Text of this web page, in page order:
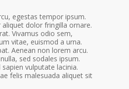
egestas tempor ipsum.
dolor fringilla ornare.
Vivamus odio sem,
vitae, euismod a urna.
Aenean non lorem arcu.
sed sodales ipsum.
vulputate lacinia.
felis malesuada aliquet sit